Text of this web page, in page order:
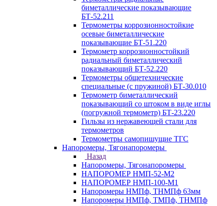
биметаллические показывающие
БТ-52.211
Термометры коррозионностойкие
осевые биметаллические
показывающие БТ-51.220
Термометр коррозионностойкий
радиальный биметаллический
показывающий БТ-52.220
Термометры общетехнические
специальные (с пружиной) БТ-30.010
Термометр биметаллический
показывающий со штоком в виде иглы
(погружной термометр) БТ-23.220
Гильзы из нержавеющей стали для
термометров
Термометры самопишущие ТГС
Напоромеры, Тягонапоромеры
Назад
Напоромеры, Тягонапоромеры
НАПОРОМЕР НМП-52-М2
НАПОРОМЕР НМП-100-М1
Напоромеры НМПф, ТНМПф 63мм
Напоромеры НМПф, ТМПф, ТНМПф